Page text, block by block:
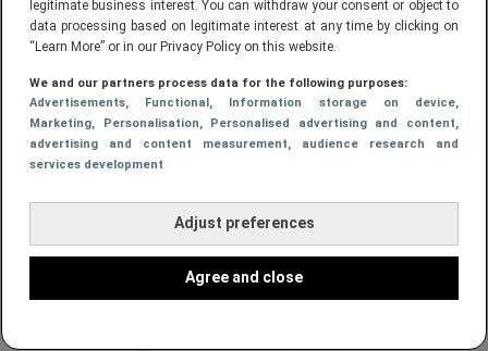
legitimate business interest. You can withdraw your consent or object to
data processing based on legitimate interest at any time by clicking on
“Learn More” or in our Privacy Policy on this website.
We and our partners process data for the following purposes:
Advertisements, Functional, Information storage on device,
Marketing, Personalisation, Personalised advertising and content,
advertising and content measurement, audience research and
services development
Adjust preferences
Agree and close
parfum lifehack met vaseline: “doe
het niet!”